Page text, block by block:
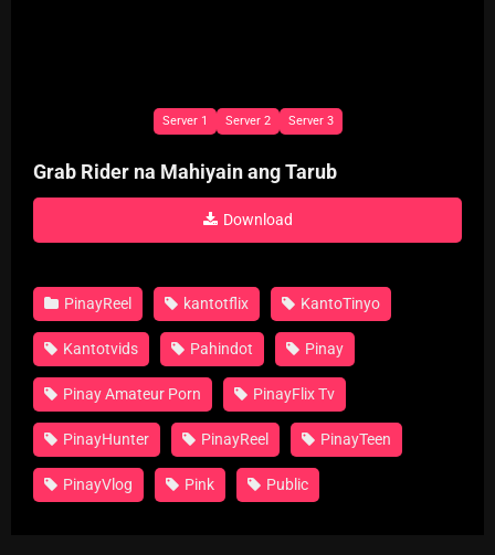
Server 1 Server 2 Server 3
Grab Rider na Mahiyain ang Tarub
Download
PinayReel kantotflix KantoTinyo
Kantotvids Pahindot Pinay
Pinay Amateur Porn PinayFlix Tv
PinayHunter PinayReel PinayTeen
PinayVlog Pink Public